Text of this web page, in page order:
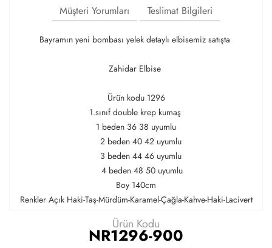
Müşteri Yorumları
Teslimat Bilgileri
Bayramın yeni bombası yelek detaylı elbisemiz satışta
Zahidar Elbise
Ürün kodu 1296
1.sınıf double krep kumaş
1 beden 36 38 uyumlu
2 beden 40 42 uyumlu
3 beden 44 46 uyumlu
4 beden 48 50 uyumlu
Boy 140cm
Renkler Açık Haki-Taş-Mürdüm-Karamel-Çağla-Kahve-Haki-Lacivert
Ürün Kodu
NR1296-900